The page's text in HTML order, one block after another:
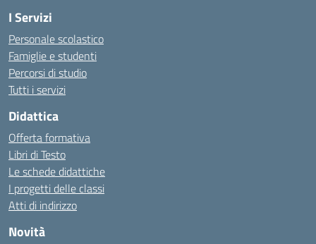
I Servizi
Personale scolastico
Famiglie e studenti
Percorsi di studio
Tutti i servizi
Didattica
Offerta formativa
Libri di Testo
Le schede didattiche
I progetti delle classi
Atti di indirizzo
Novità